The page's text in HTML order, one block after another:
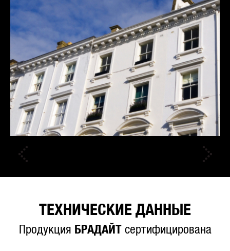
ТЕХНИЧЕСКИЕ ДАННЫЕ
Продукция БРАДАЙТсертифицирована